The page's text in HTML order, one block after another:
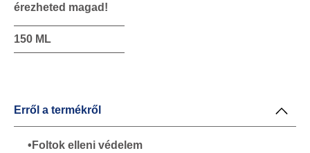
érezheted magad!
150 ML
Erről a termékről
•Foltok elleni védelem